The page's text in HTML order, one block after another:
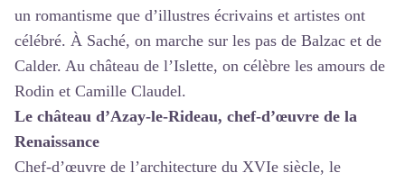
un romantisme que d’illustres écrivains et artistes ont
célébré. À Saché, on marche sur les pas de Balzac et de
Calder. Au château de l’Islette, on célèbre les amours de
Rodin et Camille Claudel.
Le château d’Azay-le-Rideau, chef-d’œuvre de la
Renaissance
Chef-d’œuvre de l’architecture du XVIe siècle, le